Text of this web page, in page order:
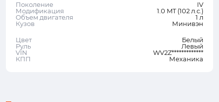
Поколение
IV
Модификация
1.0 MT (102 л.с.)
Объем двигателя
1 л
Кузов
Минивэн
Цвет
Белый
Руль
Левый
VIN
WV2Z*************
КПП
Механика